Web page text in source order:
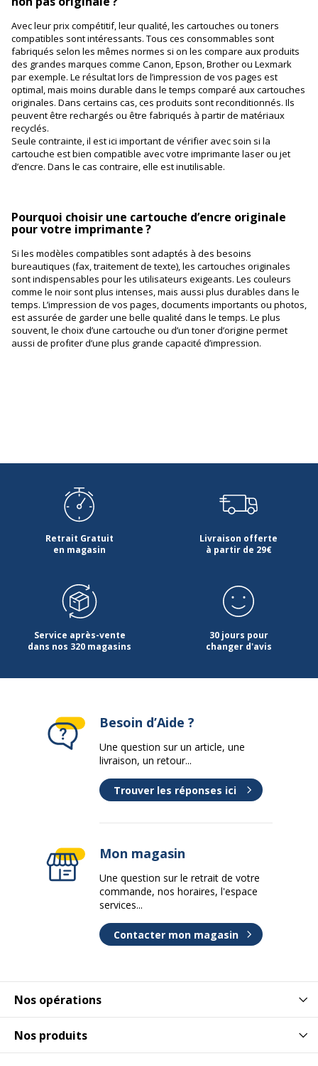
Avec leur prix compétitif, leur qualité, les cartouches ou toners
compatibles sont intéressants. Tous ces consommables sont
fabriqués selon les mêmes normes si on les compare aux produits
des grandes marques comme Canon, Epson, Brother ou Lexmark
par exemple. Le résultat lors de l’impression de vos pages est
optimal, mais moins durable dans le temps comparé aux cartouches
originales. Dans certains cas, ces produits sont reconditionnés. Ils
peuvent être rechargés ou être fabriqués à partir de matériaux
recyclés.
Seule contrainte, il est ici important de vérifier avec soin si la
cartouche est bien compatible avec votre imprimante laser ou jet
d’encre. Dans le cas contraire, elle est inutilisable.
Pourquoi choisir une cartouche d’encre originale
pour votre imprimante ?
Si les modèles compatibles sont adaptés à des besoins
bureautiques (fax, traitement de texte), les cartouches originales
sont indispensables pour les utilisateurs exigeants. Les couleurs
comme le noir sont plus intenses, mais aussi plus durables dans le
temps. L’impression de vos pages, documents importants ou photos,
est assurée de garder une belle qualité dans le temps. Le plus
souvent, le choix d’une cartouche ou d’un toner d’origine permet
aussi de profiter d’une plus grande capacité d’impression.
Retrait Gratuit
en magasin
Livraison offerte
à partir de 29€
Service après-vente
dans nos 320 magasins
30 jours pour
changer d'avis
Nos opérations
Nos produits
Besoin d’Aide ?
Une question sur un article, une
livraison, un retour...
Trouver les réponses ici
Mon magasin
Une question sur le retrait de votre
commande, nos horaires, l'espace
services...
Contacter mon magasin